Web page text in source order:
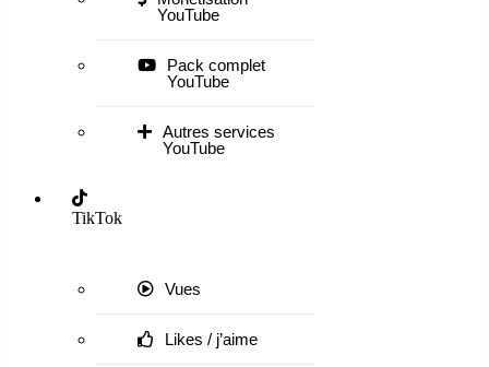
YouTube
Pack complet
YouTube
Autres services
YouTube
TikTok
Vues
Likes / j’aime